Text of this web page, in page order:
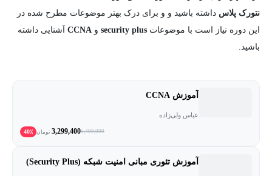
نتورک پلاس داشته باشید و و برای درک بهتر موضوعات مطرح شده در
این دوره نیاز است با موضوعات security plus و CCNA آشنایی داشته
باشید.
آموزش CCNA
عباس ولی‌زاده
5,499,000
3,299,400 تومان 40٪
آموزش تئوری مبانی امنیت شبکه (Security Plus)